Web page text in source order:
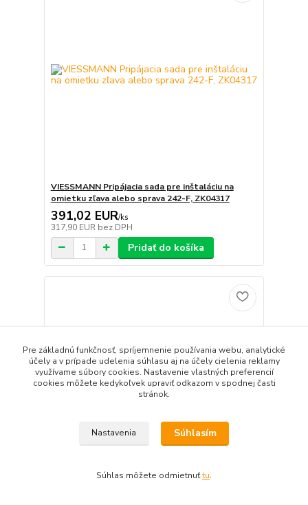
VIESSMANN Pripájacia sada pre inštaláciu na
omietku zľava alebo sprava 242-F, ZK04317
391,02 EUR/ks
317,90 EUR bez DPH
Pridať do košíka
Pre základnú funkčnosť, spríjemnenie používania webu, analytické
účely a v prípade udelenia súhlasu aj na účely cielenia reklamy
využívame súbory cookies. Nastavenie vlastných preferencií
cookies môžete kedykoľvek upraviť odkazom v spodnej časti
stránok.
Nastavenia Súhlasím
Súhlas môžete odmietnuťtu.